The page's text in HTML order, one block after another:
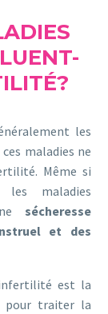
les
maladies ne
Même si
les maladies
sécheresse
et des
est la
pour traiter la